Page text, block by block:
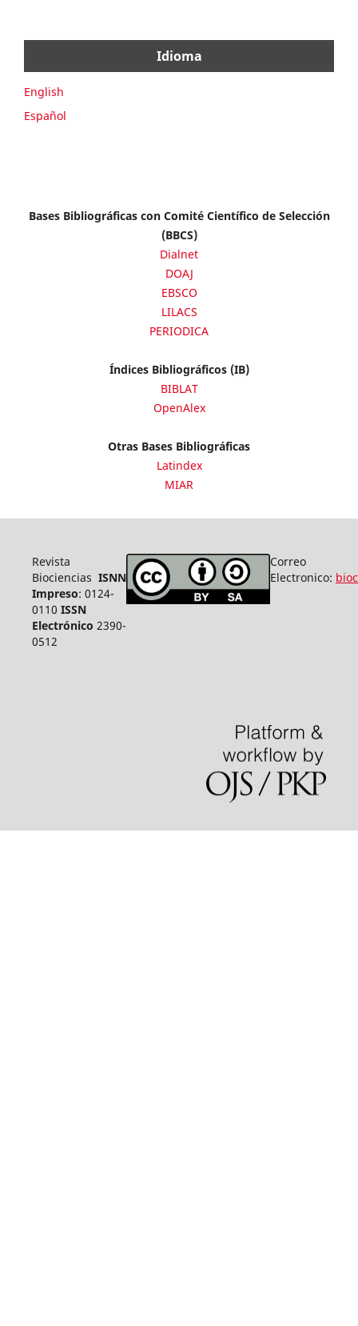
Idioma
English
Español
Bases Bibliográficas con Comité Científico de Selección
(BBCS)
Dialnet
DOAJ
EBSCO
LILACS
PERIODICA
Índices Bibliográficos (IB)
BIBLAT
OpenAlex
Otras Bases Bibliográficas
Latindex
MIAR
Revista
Biociencias ISNN
Impreso: 0124-
0110 ISSN
Electrónico 2390-
0512
Correo
Electronico: